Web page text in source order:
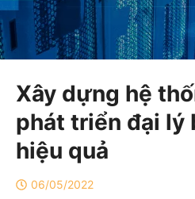
Xây dựng hệ
phát triển đại lý
hiệu quả
06/05/2022